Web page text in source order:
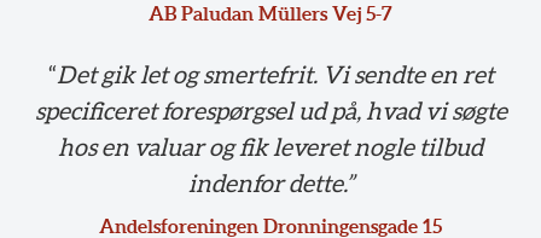
AB Paludan Müllers Vej 5-7
“Det gik let og smertefrit. Vi sendte en ret
specificeret forespørgsel ud på, hvad vi søgte
hos en valuar og fik leveret nogle tilbud
indenfor dette.”
Andelsforeningen Dronningensgade 15